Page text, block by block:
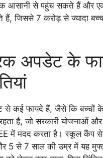
आसानी से पहुंच सकते हैं और एक
हैं, जिससे 7 करोड़ से ज्यादा
अपडेट के
से कई फायदे हैं, जैसे कि बच्चों
है, जो सरकारी योजनाओं और
में मदद करता है। स्कूल कैंप से
5 से 7 साल की उम्र में यह